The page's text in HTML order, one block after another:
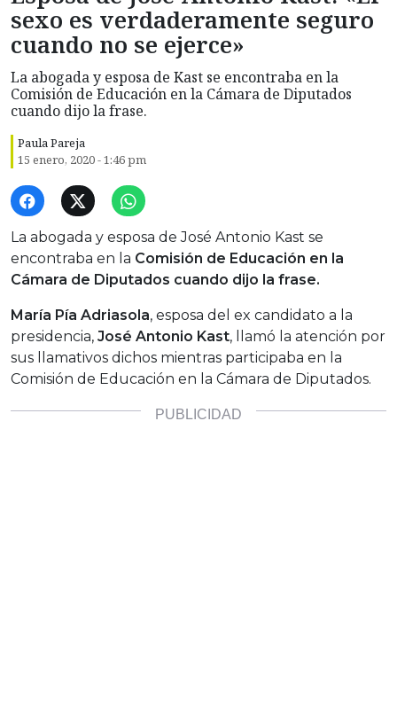
sexo es verdaderamente seguro
cuando no se ejerce»
La abogada y esposa de Kast se encontraba en la
Comisión de Educación en la Cámara de Diputados
cuando dijo la frase.
Paula Pareja
15 enero, 2020 - 1:46 pm
La abogada y esposa de José Antonio Kast se
encontraba en la Comisión de Educación en la
Cámara de Diputados cuando dijo la frase.
María Pía Adriasola, esposa del ex candidato a la
presidencia, José Antonio Kast, llamó la atención por
sus llamativos dichos mientras participaba en la
Comisión de Educación en la Cámara de Diputados.